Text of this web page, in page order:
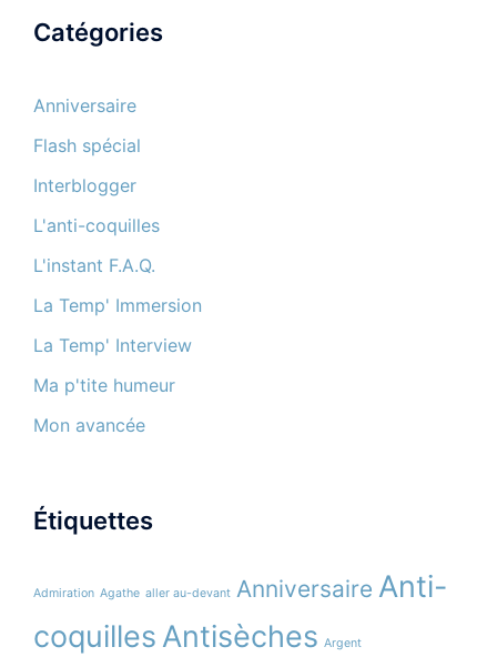
Catégories
Anniversaire
Flash spécial
Interblogger
L'anti-coquilles
L'instant F.A.Q.
La Temp' Immersion
La Temp' Interview
Ma p'tite humeur
Mon avancée
Étiquettes
Admiration Agathe aller au-devant Anniversaire Anti-
coquilles Antisèches Argent